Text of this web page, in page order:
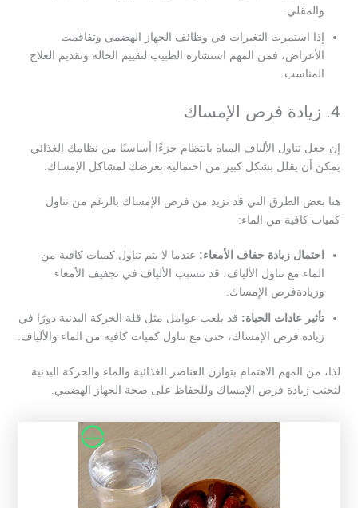
والمقلي.
إذا استمرت التغيرات في وظائف الجهاز الهضمي وتفاقمت
الأعراض، فمن المهم استشارة الطبيب لتقييم الحالة وتقديم العلاج
المناسب.
4. زيادة فرص الإمساك
إن جعل تناول الألياف المياه بانتظام جزءًا أساسيًا من نظامك الغذائي
يمكن أن يقلل بشكل كبير من احتمالية تعرضك لمشاكل الإمساك.
هنا بعض الطرق التي قد تزيد من فرص الإمساك بالرغم من تناول
كميات كافية من الماء:
احتمال زيادة جفاف الأمعاء: عندما لا يتم تناول كميات كافية من
الماء مع تناول الألياف، قد تتسبب الألياف في تجفيف الأمعاء
وزيادةفرص الإمساك.
تأثير عادات الحياة: قد يلعب عوامل مثل قلة الحركة البدنية دورًا في
زيادة فرص الإمساك، حتى مع تناول كميات كافية من الماء والألياف.
لذا، من المهم الاهتمام بتوازن العناصر الغذائية والماء والحركة البدنية
لتجنب زيادة فرص الإمساك وللحفاظ على صحة الجهاز الهضمي.